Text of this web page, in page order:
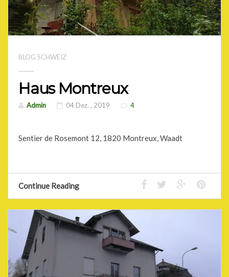
BLOG SCHWEIZ
Haus Montreux
Admin 04 Dez. , 2019 4
Sentier de Rosemont 12, 1820 Montreux, Waadt
Continue Reading